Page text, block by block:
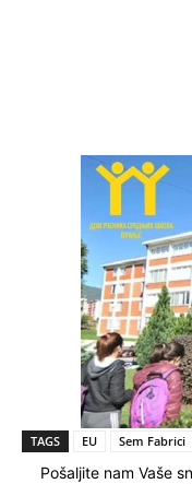
TAGS EU Sem Fabrici
Pošaljite nam Vaše